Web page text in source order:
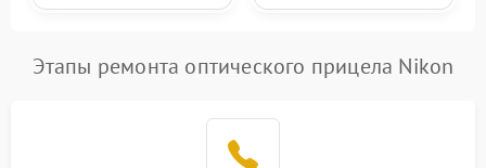
Этапы ремонта оптического прицела Nikon